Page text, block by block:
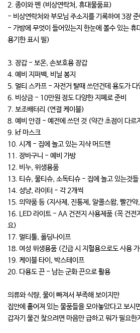
2. 종이와 펜 (비상연락처, 휴대물품표)
- 비상연락처와 부모님 주소지를 기록하여 3장 준
- 가방에 무엇이 들어있는지 한눈에 볼수 있는 휴
용기한 표시 필)
3. 장갑 - 보온, 손보호용 장갑
4. 예비 지퍼백, 비닐 봉지
5. 멀티 스카프 - 자전거 탈때 쓰던건데 용도가 다
6. 비상금 - 10만원 정도 다양한 지폐로 준비
7. 보조배터리 (연결 케이블)
8. 예비 안경 - 예전에 쓰던 것 (약간 초점이 다르
9. kf 마스크
10. 시계 - 집에 놀고 있는 지샥 머드맨
11. 장바구니 - 예비 가방
12. 비누, 위생용품
13. 티슈, 물티슈, 소독티슈 - 집에 놀고 있는것들
14. 성냥, 라이터 - 각 2개씩
15. 의약품 등 (지사제, 진통제, 알콜스왑, 빨간
16. LED 라이트 - AA 건전지 사용제품 (꼭 건전
요)
17. 멀티툴, 폴딩나이프
18. 여성 위생용품 (긴급 시 지혈용으로도 사용
19. 케이블 타이, 박스테이프
20. 다용도 끈 - 남는 군화 끈으로 활용
의류와 식량, 물이 빠져서 부족해 보이지만
집안에 흩어져 있는 물품들을 모아놓았다고 보시
갑자기 물건 찾으려면 마음만 급하고 뭐가 필요한